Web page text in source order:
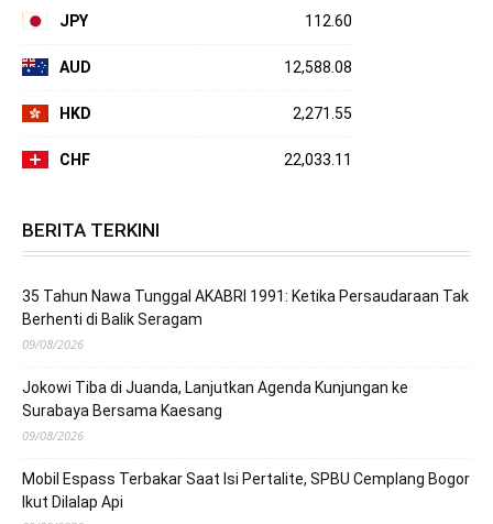
JPY 112.60
AUD 12,588.08
HKD 2,271.55
CHF 22,033.11
BERITA TERKINI
35 Tahun Nawa Tunggal AKABRI 1991: Ketika Persaudaraan Tak
Berhenti di Balik Seragam
09/08/2026
Jokowi Tiba di Juanda, Lanjutkan Agenda Kunjungan ke
Surabaya Bersama Kaesang
09/08/2026
Mobil Espass Terbakar Saat Isi Pertalite, SPBU Cemplang Bogor
Ikut Dilalap Api